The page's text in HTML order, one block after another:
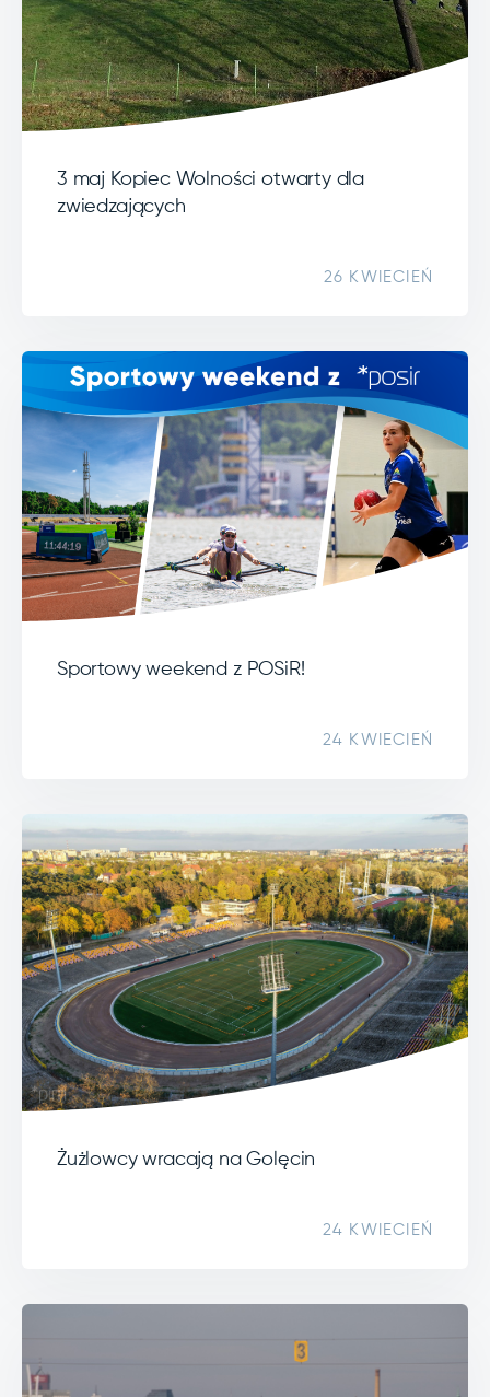
3 maj Kopiec Wolności otwarty dla
zwiedzających
26 KWIECIEŃ
Sportowy weekend z POSiR!
24 KWIECIEŃ
Żużlowcy wracają na Golęcin
24 KWIECIEŃ